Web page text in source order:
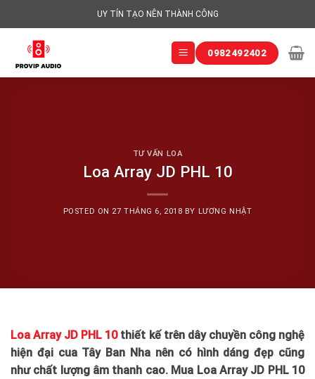
to
content
UY TÍN TẠO NÊN THÀNH CÔNG
0982492402
TƯ VẤN LOA
Loa Array JD PHL 10
POSTED ON 27 THÁNG 6, 2018 BY LƯƠNG NHẬT
Loa Array JD PHL 10thiết kế trên dây chuyền công nghệ
hiện đại cua Tây Ban Nha nên có hình dáng đẹp cũng
như chất lượng âm thanh cao. Mua Loa Array JD PHL 10